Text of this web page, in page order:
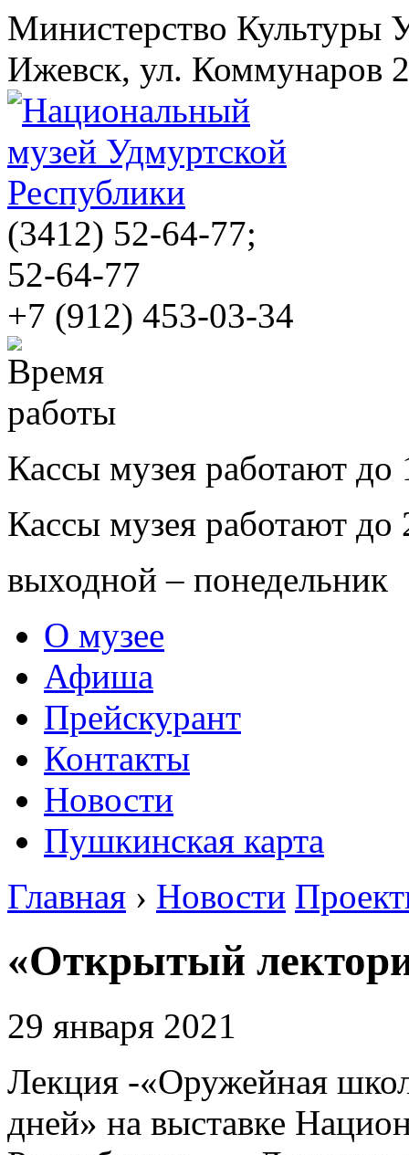
Министерство Культуры
Ижевск, ул. Коммунаров
(3412) 52-64-77;
52-64-77
+7 (912) 453-03-34
Кассы музея работают до
Кассы музея работают
выходной – понедельник
О музее
Афиша
Прейскурант
Контакты
Новости
Пушкинская карта
Главная › Новости
«Открытый
29 января 2021
Лекция -«Оружейная
дней» на выставке